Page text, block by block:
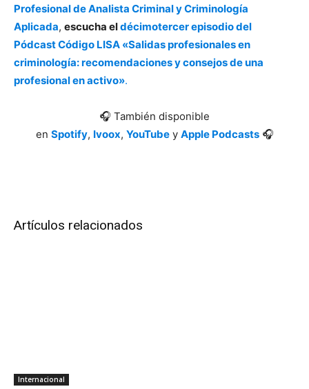
Profesional de Analista Criminal y Criminología
Aplicada, escucha eldécimotercer episodio del
Pódcast Código LISA «Salidas profesionales en
criminología: recomendaciones y consejos de una
profesional en activo».
🎧 También disponible
en Spotify, Ivoox, YouTubey Apple Podcasts🎧
Artículos relacionados
Internacional